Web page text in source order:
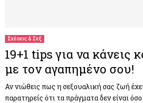
Σχέσεις & Σεξ
19+1 tips για να κάνεις
με τον αγαπημένο σου!
Αν νιώθεις πως η σεξουαλική σας ζωή
παρατηρείς ότι τα πράγματα δεν είναι